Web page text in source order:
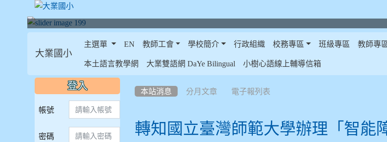
大業國小
主選單 EN 教師工會 學校簡介 行政組織 校務專區 班級專區 教師專
本土語言教學網 大業雙語網 DaYe Bilingual 小樹心語線上輔導信箱
本站消息 分月文章 電子報列表
轉知國立臺灣師範大學辦理「智能
::: 登入
帳號
密碼